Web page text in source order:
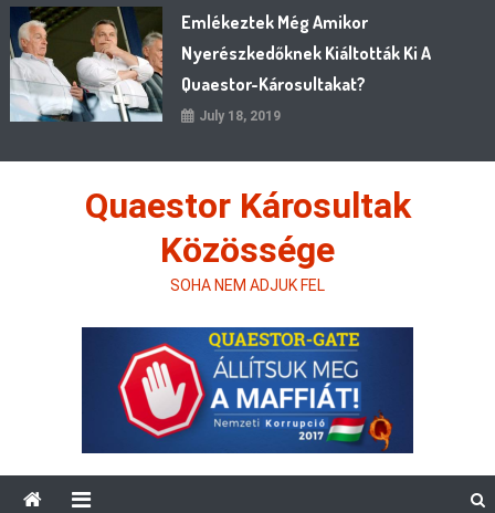
Emlékeztek Még Amikor
Nyerészkedőknek Kiáltották Ki A
Quaestor-Károsultakat?
July 18, 2019
Quaestor Károsultak
Közössége
SOHA NEM ADJUK FEL